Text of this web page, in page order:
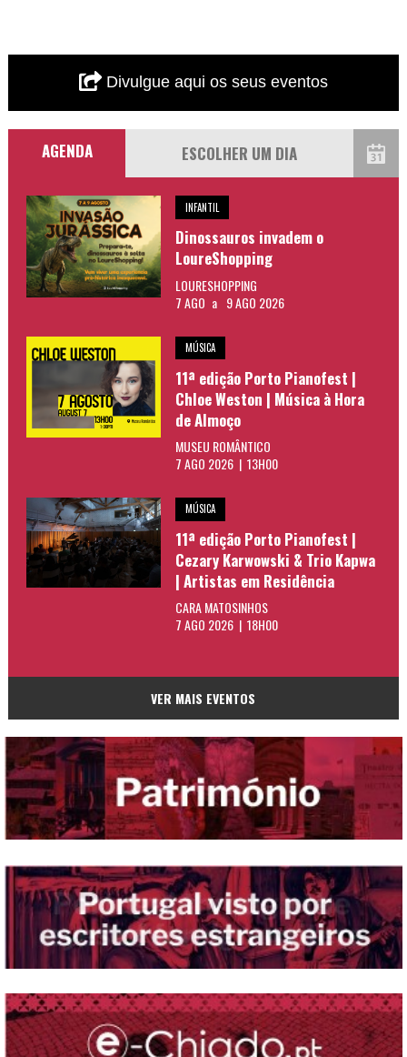
Divulgue aqui os seus eventos
AGENDA
INFANTIL
Dinossauros invadem o
LoureShopping
LOURESHOPPING
7 AGO a 9 AGO 2026
MÚSICA
11ª edição Porto Pianofest |
Chloe Weston | Música à Hora
de Almoço
MUSEU ROMÂNTICO
7 AGO 2026 | 13H00
MÚSICA
11ª edição Porto Pianofest |
Cezary Karwowski & Trio Kapwa
| Artistas em Residência
CARA MATOSINHOS
7 AGO 2026 | 18H00
VER MAIS EVENTOS